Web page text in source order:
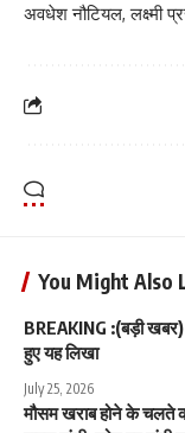
अवधेश नौटियल, लक्ष्मी
You Might Also
BREAKING :(बड़ी खबर)
हुए यह लिखा
July 25, 2026
मौसम खराब होने के चलते